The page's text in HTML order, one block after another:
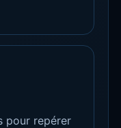
pour repérer